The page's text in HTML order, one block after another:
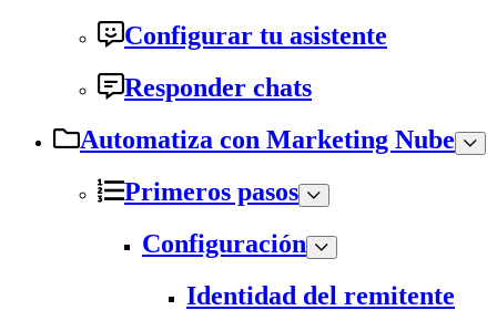
Configurar tu asistente
Responder chats
Automatiza con Marketing Nube
Primeros pasos
Configuración
Identidad del remitente